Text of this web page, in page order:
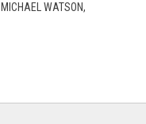
MICHAEL WATSON